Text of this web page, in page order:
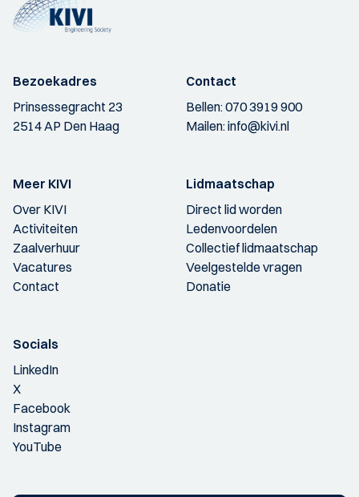
Bezoekadres
Prinsessegracht 23
2514 AP Den Haag
Contact
Bellen:070 3919 900
Mailen:info@kivi.nl
Meer KIVI
Over KIVI
Activiteiten
Zaalverhuur
Vacatures
Contact
Lidmaatschap
Direct lid worden
Ledenvoordelen
Collectief lidmaatschap
Veelgestelde vragen
Donatie
Socials
LinkedIn
X
Facebook
Instagram
YouTube